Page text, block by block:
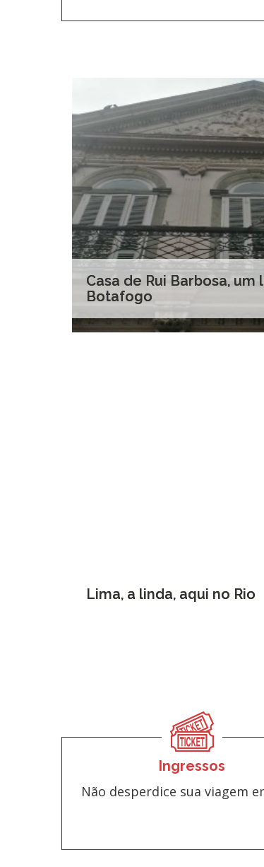
Casa de Rui Barbosa,
Botafogo
Lima, a linda, aqui no Rio
Ingressos
Não desperdice sua viagem